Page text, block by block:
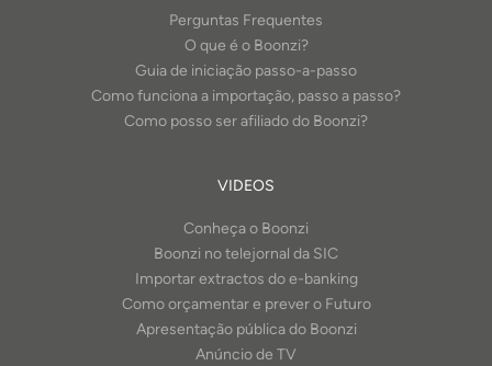
Perguntas Frequentes
O que é o Boonzi?
Guia de iniciação passo-a-passo
Como funciona a importação, passo a passo?
Como posso ser afiliado do Boonzi?
VIDEOS
Conheça o Boonzi
Boonzi no telejornal da SIC
Importar extractos do e-banking
Como orçamentar e prever o Futuro
Apresentação pública do Boonzi
Anúncio de TV